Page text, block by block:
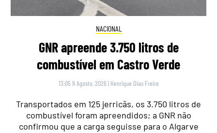
NACIONAL
GNR apreende 3.750 litros de
combustível em Castro Verde
13:05 9 Agosto, 2026 | Henrique Dias Freire
Transportados em 125 jerricãs, os 3.750 litros de
combustível foram apreendidos; a GNR não
confirmou que a carga seguisse para o Algarve